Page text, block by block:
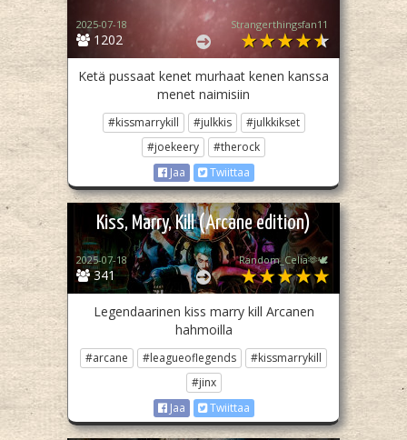
1202
2025-07-18 Strangerthingsfan11
Ketä pussaat kenet murhaat kenen kanssa
menet naimisiin
#kissmarrykill #julkkis
#julkkikset
#joekeery
#therock
Jaa
Twiittaa
Kiss, Marry, Kill (Arcane edition)
341
2025-07-18 Random_Celia🫶🕊️
Legendaarinen kiss marry kill Arcanen
hahmoilla
#arcane #leagueoflegends
#kissmarrykill
#jinx
Jaa
Twiittaa